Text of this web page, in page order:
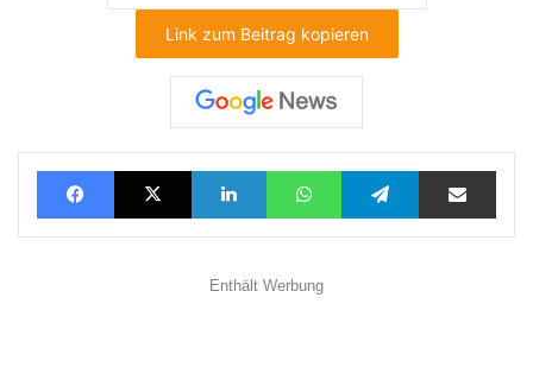
Link zum Beitrag kopieren
FacebookX LinkedInWhatsAppTelegramTeilen via E-Mail
Enthält Werbung